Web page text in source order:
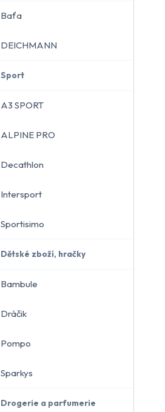
Baťa
DEICHMANN
Sport
A3 SPORT
ALPINE PRO
Decathlon
Intersport
Sportisimo
Dětské zboží, hračky
Bambule
Dráčik
Pompo
Sparkys
Drogerie a parfumerie